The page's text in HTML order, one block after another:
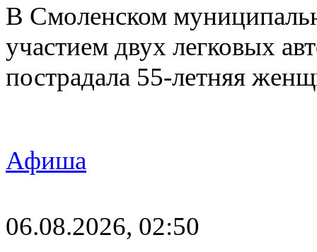
В Смоленском
участием двух легковых
пострадала 55-летняя
Афиша
06.08.2026, 02:50